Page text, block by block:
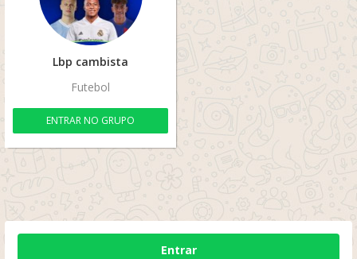
Lbp cambista
Futebol
ENTRAR NO GRUPO
Entrar